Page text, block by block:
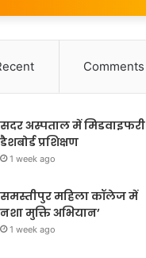
Comments
सदर अस्पताल में मिडवाइफरी
डैशबोर्ड प्रशिक्षण
1 week ago
समस्तीपुर महिला कॉलेज में
नशा मुक्ति अभियान’
1 week ago